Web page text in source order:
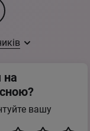
на
вашу